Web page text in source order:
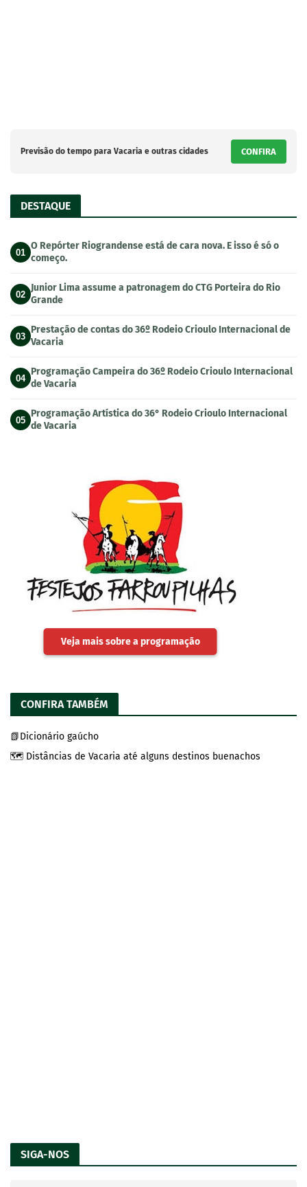
Previsão do tempo para Vacaria e outras cidades CONFIRA
DESTAQUE
01
O Repórter Riograndense está de cara nova. E isso é só o
começo.
02
Junior Lima assume a patronagem do CTG Porteira do Rio
Grande
03
Prestação de contas do 36º Rodeio Crioulo Internacional de
Vacaria
04
Programação Campeira do 36º Rodeio Crioulo Internacional
de Vacaria
05
Programação Artística do 36° Rodeio Crioulo Internacional
de Vacaria
Veja mais sobre a programação
CONFIRA TAMBÉM
📗Dicionário gaúcho
🗺️ Distâncias de Vacaria até alguns destinos buenachos
SIGA-NOS